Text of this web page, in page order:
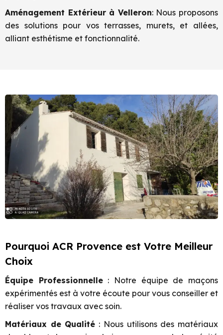
Aménagement Extérieur à Velleron: Nous proposons
des solutions pour vos terrasses, murets, et allées,
alliant esthétisme et fonctionnalité.
Pourquoi ACR Provence est Votre Meilleur
Choix
Équipe Professionnelle: Notre équipe de maçons
expérimentés est à votre écoute pour vous conseiller et
réaliser vos travaux avec soin.
Matériaux de Qualité : Nous utilisons des matériaux